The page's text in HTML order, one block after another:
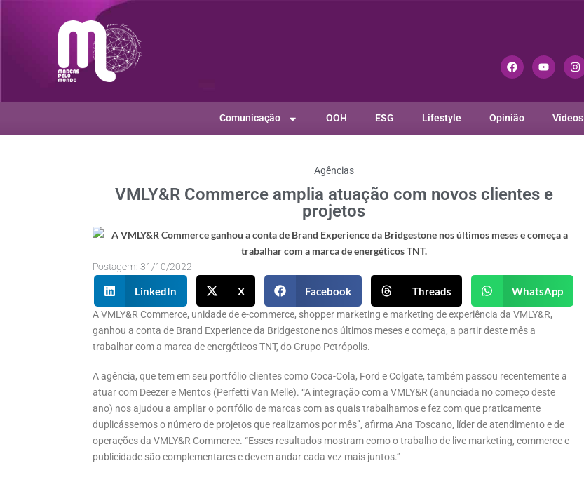
Comunicação OOH ESG Lifestyle Opinião Vídeos
Agências
VMLY&R Commerce amplia atuação com novos clientes e
projetos
Postagem: 31/10/2022
LinkedIn X Facebook Threads WhatsApp
A VMLY&R Commerce, unidade de e-commerce, shopper marketing e marketing de experiência da VMLY&R,
ganhou a conta de Brand Experience da Bridgestone nos últimos meses e começa, a partir deste mês a
trabalhar com a marca de energéticos TNT, do Grupo Petrópolis.
A agência, que tem em seu portfólio clientes como Coca-Cola, Ford e Colgate, também passou recentemente a
atuar com Deezer e Mentos (Perfetti Van Melle). “A integração com a VMLY&R (anunciada no começo deste
ano) nos ajudou a ampliar o portfólio de marcas com as quais trabalhamos e fez com que praticamente
duplicássemos o número de projetos que realizamos por mês”, afirma Ana Toscano, líder de atendimento e de
operações da VMLY&R Commerce. “Esses resultados mostram como o trabalho de live marketing, commerce e
publicidade são complementares e devem andar cada vez mais juntos.”